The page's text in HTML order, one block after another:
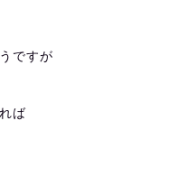
ですが
ば